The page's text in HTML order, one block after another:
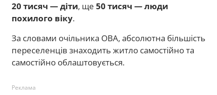
20 тисяч — діти, ще 50 тисяч — люди
похилого віку.
За словами очільника ОВА, абсолютна більшість
переселенців знаходить житло самостійно та
самостійно облаштовується.
Реклама